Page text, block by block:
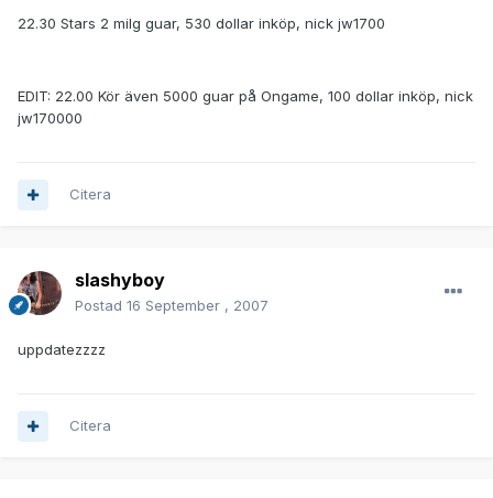
22.30 Stars 2 milg guar, 530 dollar inköp, nick jw1700
EDIT: 22.00 Kör även 5000 guar på Ongame, 100 dollar inköp, nick
jw170000
Citera
slashyboy
Postad 16 September , 2007
uppdatezzzz
Citera